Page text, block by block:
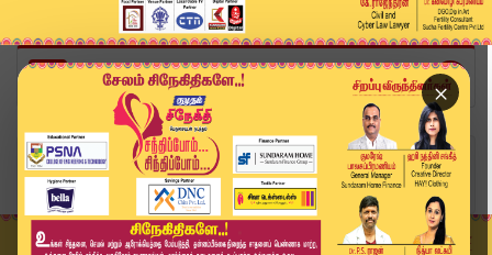
×
Home
வீடியோ ஸ்டோரி
Kumudam Express News | 21.06.2026 | Tamilnadu |...